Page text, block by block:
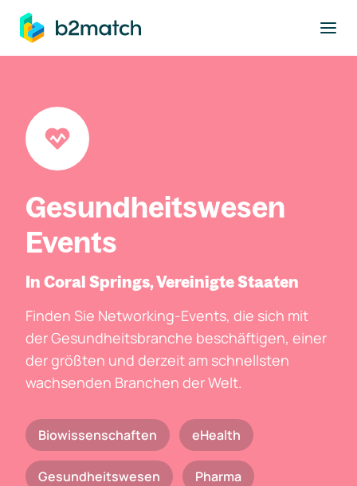
springen
Gesundheitswesen
Events
In Coral Springs, Vereinigte Staaten
Finden Sie Networking-Events, die sich mit
der Gesundheitsbranche beschäftigen, einer
der größten und derzeit am schnellsten
wachsenden Branchen der Welt.
Biowissenschaften eHealth
Gesundheitswesen Pharma